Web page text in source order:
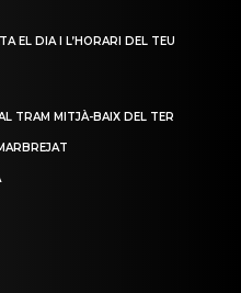
EL DIA I L’HORARI DEL TEU
TRAM MITJÀ-BAIX DEL TER